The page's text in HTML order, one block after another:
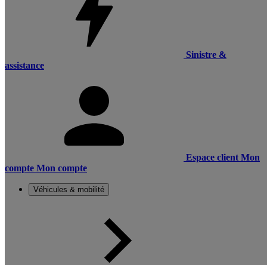
Sinistre &
assistance
Espace client Mon
compte Mon compte
Véhicules & mobilité